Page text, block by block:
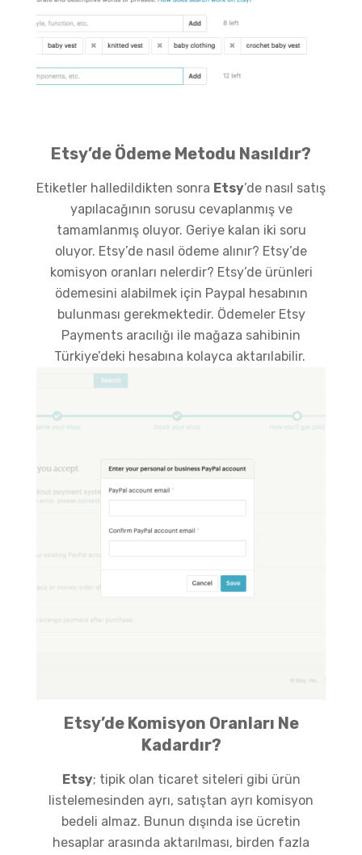
Etsy’de Ödeme Metodu Nasıldır?
Etiketler halledildikten sonra Etsy’de nasıl satış
yapılacağının sorusu cevaplanmış ve
tamamlanmış oluyor. Geriye kalan iki soru
oluyor. Etsy’de nasıl ödeme alınır? Etsy’de
komisyon oranları nelerdir? Etsy’de ürünleri
ödemesini alabilmek için Paypal hesabının
bulunması gerekmektedir. Ödemeler Etsy
Payments aracılığı ile mağaza sahibinin
Türkiye’deki hesabına kolayca aktarılabilir.
Etsy’de Komisyon Oranları Ne
Kadardır?
Etsy; tipik olan ticaret siteleri gibi ürün
listelemesinden ayrı, satıştan ayrı komisyon
bedeli almaz. Bunun dışında ise ücretin
hesaplar arasında aktarılması, birden fazla